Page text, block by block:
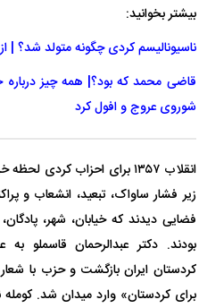
بیشتر بخوانید:
ناسیونالیسم کردی چگونه متولد شد؟ | از
قاضی محمد که بود؟| همه چیز درباره
شوروی عروج و افول کرد
انقلاب ۱۳۵۷ برای احزاب
زیر فشار ساواک، تبعید، انشعاب و
فضایی دیدند که خیابان، شهر،
بودند. دکتر عبدالرحمان قاسملو
کردستان ایران بازگشت و حزب با
برای کردستان» وارد میدان شد.